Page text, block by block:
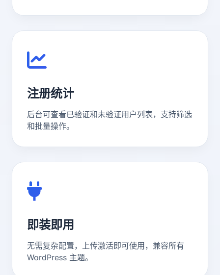
注册统计
后台可查看已验证和未验证用户列表，支持筛选
和批量操作。
即装即用
无需复杂配置，上传激活即可使用，兼容所有
WordPress 主题。